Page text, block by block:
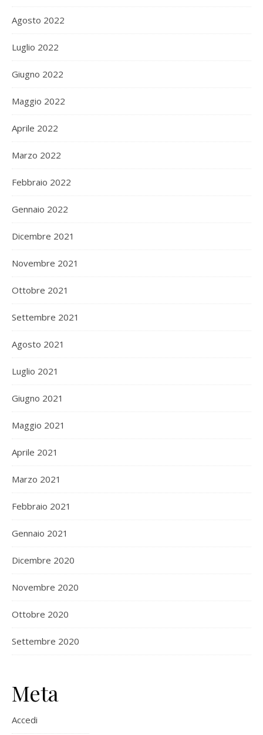
Agosto 2022
Luglio 2022
Giugno 2022
Maggio 2022
Aprile 2022
Marzo 2022
Febbraio 2022
Gennaio 2022
Dicembre 2021
Novembre 2021
Ottobre 2021
Settembre 2021
Agosto 2021
Luglio 2021
Giugno 2021
Maggio 2021
Aprile 2021
Marzo 2021
Febbraio 2021
Gennaio 2021
Dicembre 2020
Novembre 2020
Ottobre 2020
Settembre 2020
Meta
Accedi